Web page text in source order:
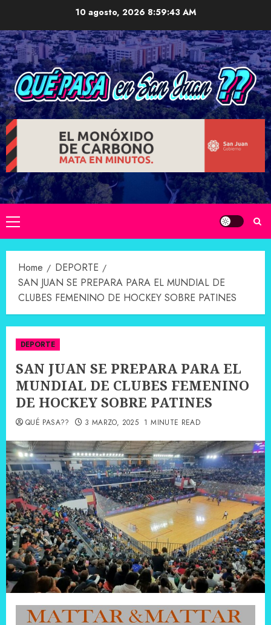
content
10 agosto, 2026 8:59:44 AM
Primary
Menu
Home
DEPORTE
SAN JUAN SE PREPARA PARA EL MUNDIAL DE
CLUBES FEMENINO DE HOCKEY SOBRE PATINES
DEPORTE
SAN JUAN SE PREPARA PARA EL
MUNDIAL DE CLUBES FEMENINO
DE HOCKEY SOBRE PATINES
QUÉ PASA?? 3 MARZO, 2025 1 MINUTE READ